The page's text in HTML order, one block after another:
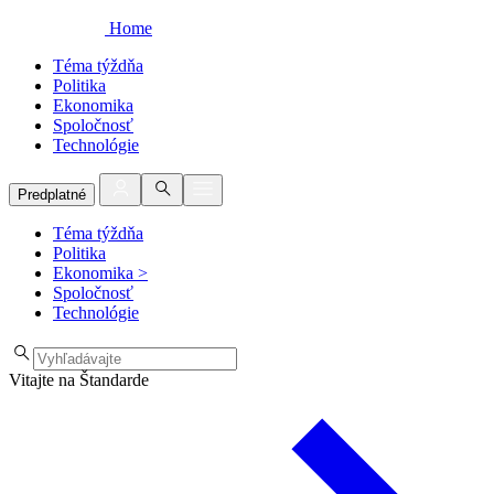
Home
Téma týždňa
Politika
Ekonomika
Spoločnosť
Technológie
Predplatné
Téma týždňa
Politika
Ekonomika >
Spoločnosť
Technológie
Vitajte na Štandarde